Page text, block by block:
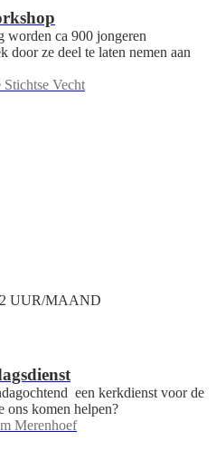
worden ca 900 jongeren
door ze deel te laten nemen aan
Vecht
UUR/MAAND
een kerkdienst voor de
ons komen helpen?
Merenhoef